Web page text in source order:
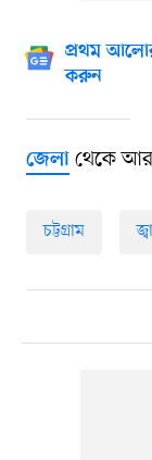
প্রথম
করুন
জেলাথেকে
চট্টগ্রাম